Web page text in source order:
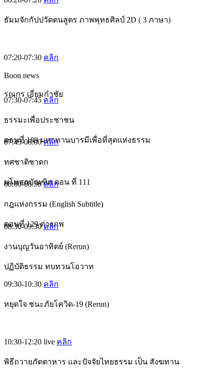
ธัมมจักกัปปวัตตนสูตร ภาพพุทธศิลป์ 2D ( 3 ภาษา)
07:20-07:30 คลิก
Boon news
รณกร เอี่ยมกำชัย
07:30-07:45 คลิก
ธรรมะเพื่อประชาชน
ตอนที่ 189 มหาทานบารมีเพื่อที่สุดแห่งธรรม
07:45-08:00คลิก
ทศชาติชาดก
มโหสถบัณฑิต ตอน ที่ 111
08:00-08:30คลิก
กฎแห่งกรรม (English Subtitle)
ตอนที่ 129 ต่างภพ
08:30-09:30คลิก
งานบุญวันอาทิตย์ (Rerun)
ปฏิบัติธรรม ทบทวนโอวาท
09:30-10:30 คลิก
หยุดใจ ชนะภัยโควิด-19 (Rerun)
10:30-12:20 live คลิก
พิธีถวายภัตตาหาร และปัจจัยไทยธรรม เป็น สังฆทาน